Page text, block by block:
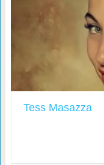
Tess Masazza